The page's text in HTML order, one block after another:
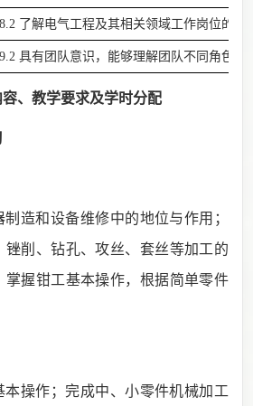
8.2 了解电气工程及其相关领域工作岗位的
9.2 具有团队意识，能够理解团队不同角色的
、教学要求及学时分配
造和设备维修中的地位与作用；
锉削、钻孔、攻丝、套丝等加工的
掌握钳工基本操作，根据简单零件
本操作；完成中、小零件机械加工